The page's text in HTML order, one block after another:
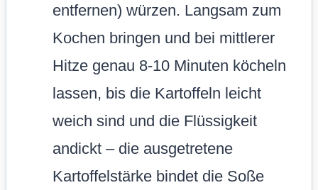
entfernen) würzen. Langsam zum
Kochen bringen und bei mittlerer
Hitze genau 8-10 Minuten köcheln
lassen, bis die Kartoffeln leicht
weich sind und die Flüssigkeit
andickt – die ausgetretene
Kartoffelstärke bindet die Soße